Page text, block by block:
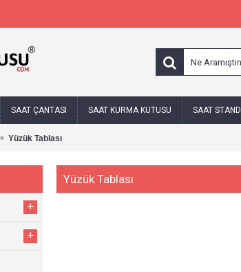
SAAT ÇANTASI SAAT KURMA KUTUSU SAAT STANDI
Yüzük Tablası
+
+
Yüzük Tablası